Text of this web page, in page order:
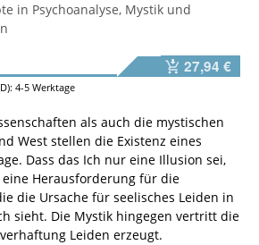
in Psychoanalyse, Mystik und
27,94 €
4-5 Werktage
als auch die mystischen
West stellen die Existenz eines
Dass das Ich nur eine Illusion sei,
Herausforderung für die
die Ursache für seelisches Leiden in
sieht. Die Mystik hingegen vertritt die
Leiden erzeugt.